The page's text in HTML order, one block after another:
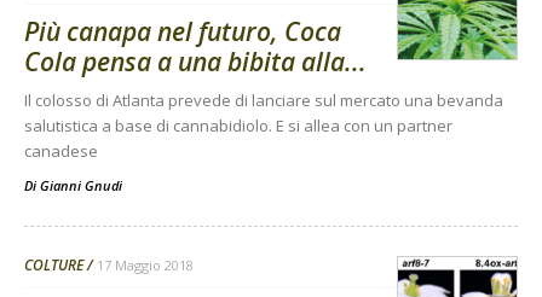
Più canapa nel futuro, Coca
Cola pensa a una bibita alla...
Il colosso di Atlanta prevede di lanciare sul mercato una bevanda
salutistica a base di cannabidiolo. E si allea con un partner
canadese
Di Gianni Gnudi
COLTURE 17 Maggio 2018